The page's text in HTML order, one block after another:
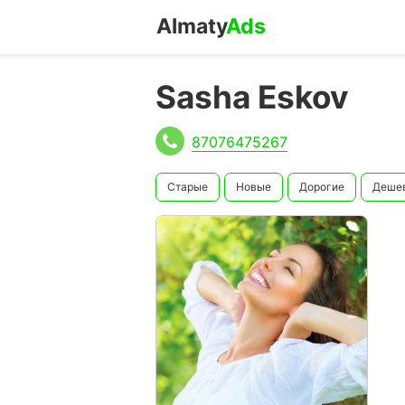
AlmatyAds
Sasha Eskov
87076475267
Старые Новые Дорогие